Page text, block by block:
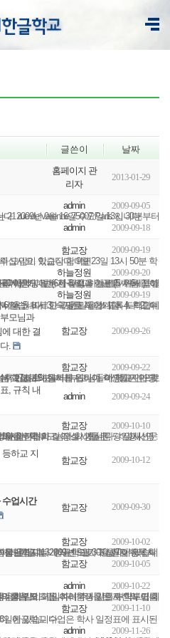
글쓴이 날짜
홈페이지 관
리자
2013-01-29
admin
2009-09-05
부터 개학식 및 수업이 있습니다. 장소는 21 rue de varenne 75007 Paris 입니다.
admin 2009-09-18
함교장
2009-09-19
23일 13시 50분 학교 운동장으로 모여주십시요. 학교장 함미연
하늘정원
2009-09-20
반으로, 구름반(8세-10세), 바다반(6세-8세), 하늘반(5세-6세), 이렇게 세 반으로 이루어져 있습니다. 한국어학당에는 한국말과 한글을 처음 접하는 어린 학생...
하늘정원
2009-09-19
업시간에 친구들과 장난치거나 떠들지 않습니다. 3. 숙제를 꼭 합니다. 4. 학교에 못 올 때에는 미리 선생님께 말씀드립니다. 5. 바르고 고운 말을 쓰도록 노력합니다. 6. 욕...
모님과
대한 결
.
함교장 2009-09-26
함교장
2009-09-22
솔하에 교실로 이동하게 됩니다. 마당까지만 학생들을 데려다주시길 바랍니다. . 수업후 17시 15분부터 부모님들이 학교 안으로 들어오셔서 반별로 ...
, 규칙 내
admin 2009-09-24
함교장
2009-10-10
ㅇ 주관 : 불 참전협회 ㅇ 장소 : 개선문 ㅇ 일시 : 2009.10.13(화) 18:30 행사참석을 희망하시는 학부모님과 학생들은, 당일 개선문에 18시10분까지 ...
하교 지
함교장 2009-10-12
수업시간
함교장 2009-09-30
함교장
2009-10-02
파리한글학교는 2009년 9월 30일 현재 등록학생수가 157명이며, 유아반에서 고등학생반까지 13개의 반으로 구성되어 있습니다. 우리 파리 한글학...
함교장 2009-10-05
admin
2009-10-22
니다. 기존의 학부모 회원 여러분과 앞으로 학부모 회원 가입을 하실 분들은 회원 정보에 다음과 같이 기입하여 주시기를 부탁드립니다. 이름 : 성을 포...
함교장
2009-11-10
교 수업은 학사 일정표에 표시된대로 11월18일에 있습니다.
admin
2009-11-26